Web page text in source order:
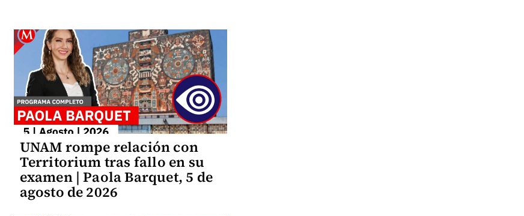
UNAM rompe relación con
Territorium tras fallo en su
examen | Paola Barquet, 5 de
agosto de 2026